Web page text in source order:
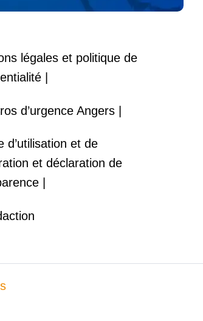
légales et politique de
|
d’urgence Angers |
d’utilisation et de
et déclaration de
|